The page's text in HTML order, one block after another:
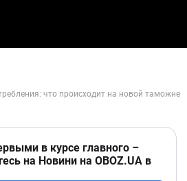
в курсе главного –
на Новини на OBOZ.UA в